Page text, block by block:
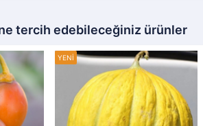
tercih edebileceğiniz ürünler